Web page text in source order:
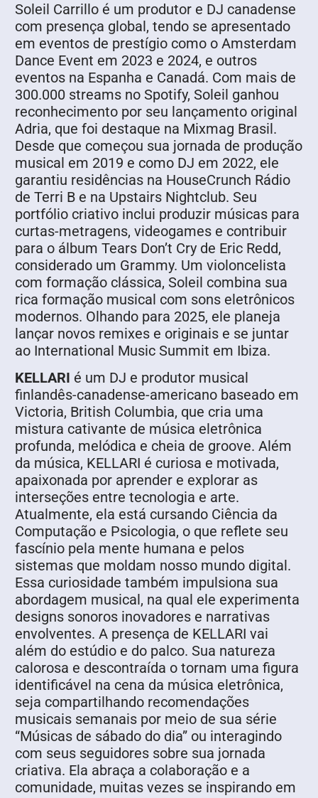
Soleil Carrillo é um produtor e DJ canadense
com presença global, tendo se apresentado
em eventos de prestígio como o Amsterdam
Dance Event em 2023 e 2024, e outros
eventos na Espanha e Canadá. Com mais de
300.000 streams no Spotify, Soleil ganhou
reconhecimento por seu lançamento original
Adria, que foi destaque na Mixmag Brasil.
Desde que começou sua jornada de produção
musical em 2019 e como DJ em 2022, ele
garantiu residências na HouseCrunch Rádio
de Terri B e na Upstairs Nightclub. Seu
portfólio criativo inclui produzir músicas para
curtas-metragens, videogames e contribuir
para o álbum Tears Don’t Cry de Eric Redd,
considerado um Grammy. Um violoncelista
com formação clássica, Soleil combina sua
rica formação musical com sons eletrônicos
modernos. Olhando para 2025, ele planeja
lançar novos remixes e originais e se juntar
ao International Music Summit em Ibiza.
KELLARI é um DJ e produtor musical
finlandês-canadense-americano baseado em
Victoria, British Columbia, que cria uma
mistura cativante de música eletrônica
profunda, melódica e cheia de groove. Além
da música, KELLARI é curiosa e motivada,
apaixonada por aprender e explorar as
interseções entre tecnologia e arte.
Atualmente, ela está cursando Ciência da
Computação e Psicologia, o que reflete seu
fascínio pela mente humana e pelos
sistemas que moldam nosso mundo digital.
Essa curiosidade também impulsiona sua
abordagem musical, na qual ele experimenta
designs sonoros inovadores e narrativas
envolventes. A presença de KELLARI vai
além do estúdio e do palco. Sua natureza
calorosa e descontraída o tornam uma figura
identificável na cena da música eletrônica,
seja compartilhando recomendações
musicais semanais por meio de sua série
“Músicas de sábado do dia” ou interagindo
com seus seguidores sobre sua jornada
criativa. Ela abraça a colaboração e a
comunidade, muitas vezes se inspirando em